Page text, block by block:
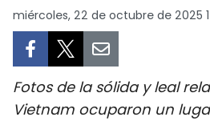
SALUD -
miércoles, 22 de octubre de 2025
Fotos de la sólida y leal
Vietnam ocuparon un